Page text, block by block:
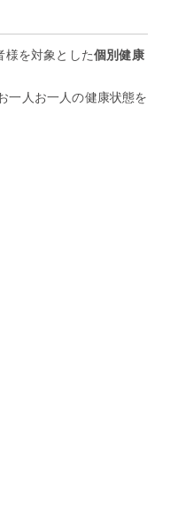
様を対象とした個別健康
一人お一人の健康状態を